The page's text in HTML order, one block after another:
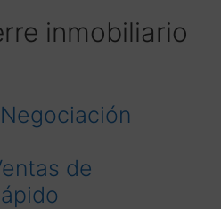
inmobiliario
de